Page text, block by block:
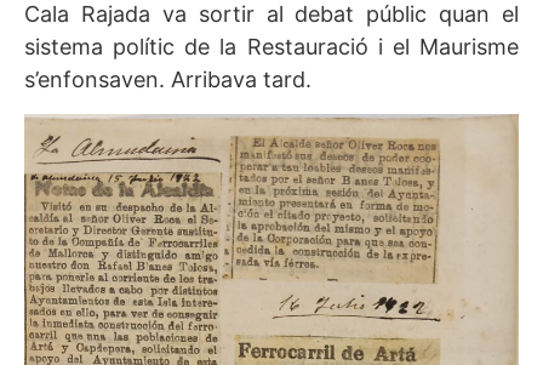
Cala Rajada va sortir al debat públic quan el
sistema polític de la Restauració i el Maurisme
s’enfonsaven. Arribava tard.